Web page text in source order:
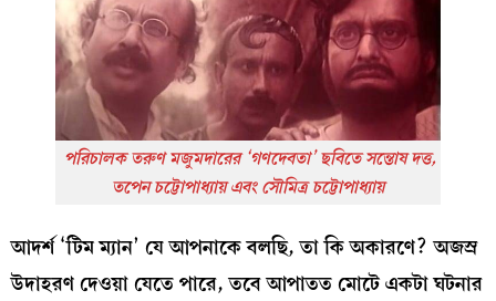
পরিচালক তরুণ মজুমদারের ‘গণদেবতা’ ছবিতে সন্তোষ দত্ত,
তপেনচট্টোপাধ্যায় এবং সৌমিত্র চট্টোপাধ্যায়
আদর্শ ‘টিম ম্যান’ যে আপনাকে বলছি, তা কি অকারণে? অজস্র
উদাহরণ দেওয়া যেতে পারে, তবে আপাতত মোটে একটা ঘটনার